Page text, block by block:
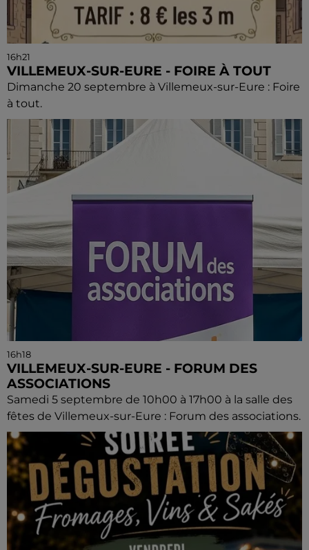
16h21
VILLEMEUX-SUR-EURE - FOIRE À TOUT
Dimanche 20 septembre à Villemeux-sur-Eure : Foire
à tout.
16h18
VILLEMEUX-SUR-EURE - FORUM DES
ASSOCIATIONS
Samedi 5 septembre de 10h00 à 17h00 à la salle des
fêtes de Villemeux-sur-Eure : Forum des associations.